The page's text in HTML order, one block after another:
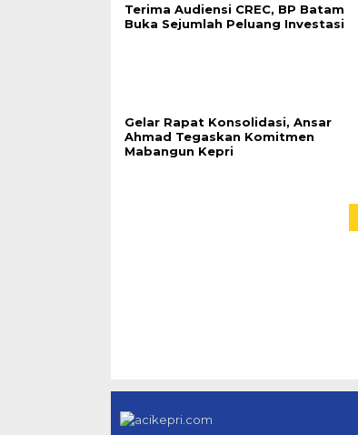
Terima Audiensi CREC, BP Batam
Buka Sejumlah Peluang Investasi
Gelar Rapat Konsolidasi, Ansar
Ahmad Tegaskan Komitmen
Mabangun Kepri